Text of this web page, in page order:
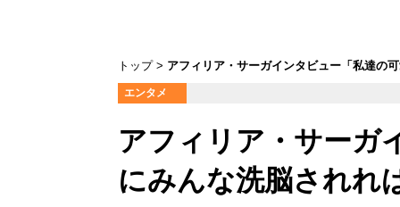
トップ アフィリア・サーガインタビュー「私達の
エンタメ
アフィリア・サーガ
にみんな洗脳されれ